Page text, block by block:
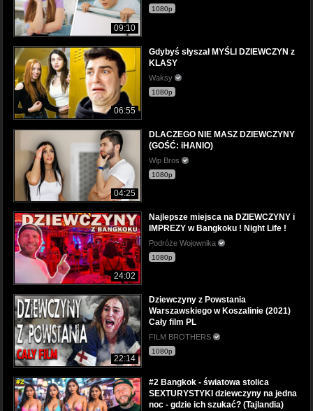
09:10
1080p
06:55
Gdybyś słyszał MYŚLI DZIEWCZYN z
KLASY
Waksy
1080p
04:25
DLACZEGO NIE MASZ DZIEWCZYNY
(GOŚĆ: iHANIO)
Wip Bros
1080p
24:02
Najlepsze miejsca na DZIEWCZYNY i
IMPREZY w Bangkoku ! Night Life !
Podróże Wojownika
1080p
22:14
Dziewczyny z Powstania
Warszawskiego w Koszalinie (2021)
Cały film PL
FILM BROTHERS
1080p
#2 Bangkok - światowa stolica
SEXTURYSTYKI dziewczyny na jedna
noc - gdzie ich szukać? (Tajlandia)